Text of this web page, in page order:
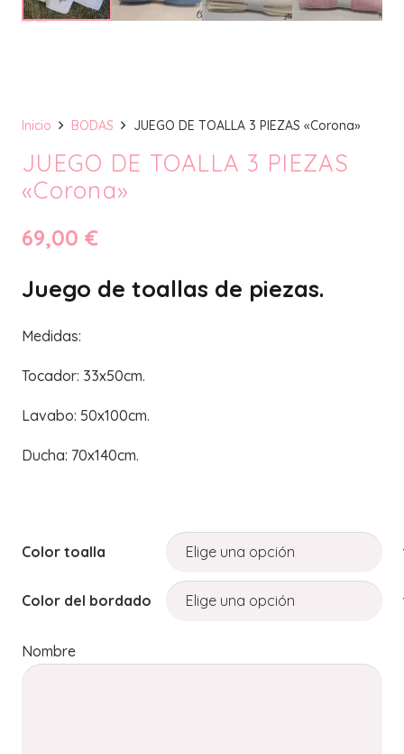
Inicio BODAS JUEGO DE TOALLA 3 PIEZAS «Corona»
JUEGO DE TOALLA 3 PIEZAS
«Corona»
69,00 €
Juego de toallas de piezas.
Medidas:
Tocador: 33x50cm.
Lavabo: 50x100cm.
Ducha: 70x140cm.
Color toalla
Color del bordado
Nombre